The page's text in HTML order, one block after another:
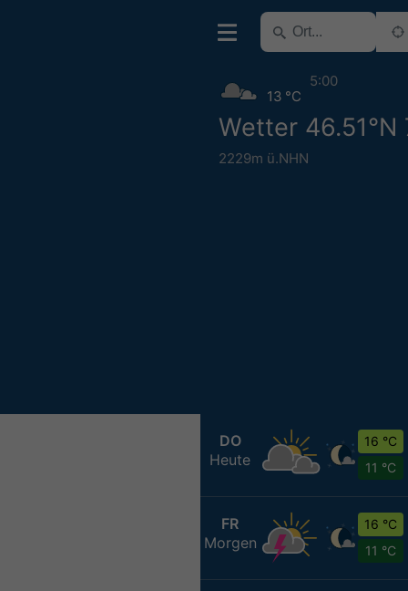
Wetter 46.51°N
2229m ü.NHN
13 °C
5:00
DO
Heute
16 °C
11 °C
FR
Morgen
16 °C
11 °C